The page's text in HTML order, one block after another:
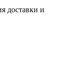
доставки и